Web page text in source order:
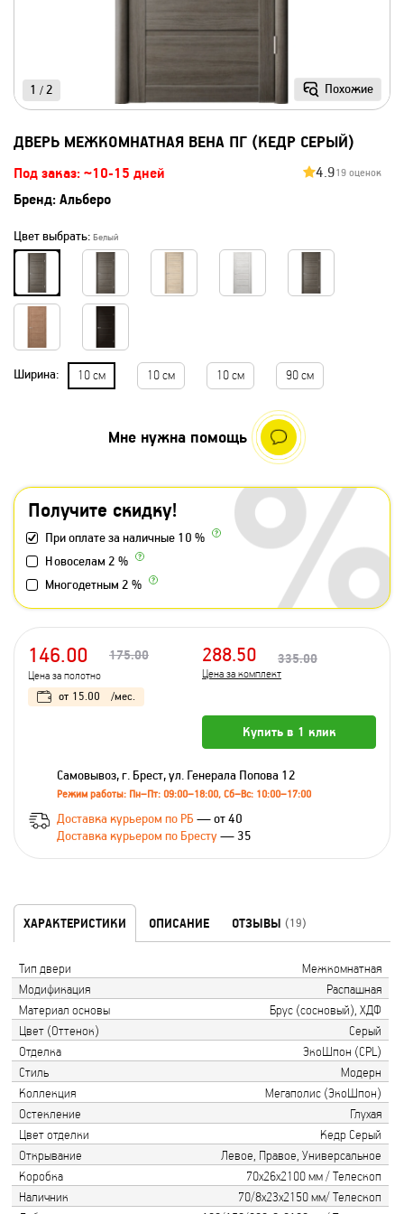
Похожие
1 / 2
ДВЕРЬ МЕЖКОМНАТНАЯ ВЕНА ПГ (КЕДР СЕРЫЙ)
Под заказ: ~10-15 дней 4.919 оценок
Бренд: Альберо
Цвет выбрать: Белый
Ширина: 10 см 10 см 10 см 90 см
Получите скидку!
При оплате за наличные 10 %
Новоселам 2 %
Многодетным 2 %
Мне нужна помощь
146.00 175.00
Цена за полотно
288.50 335.00
Цена за комплект
от 15.00 /мес.
Купить в 1 клик
Самовывоз, г. Брест, ул. Генерала Попова 12
Режим работы: Пн–Пт: 09:00–18:00, Сб–Вс: 10:00–17:00
Доставка курьером по РБ — от 40
Доставка курьером по Бресту— 35
ХАРАКТЕРИСТИКИ ОПИСАНИЕ ОТЗЫВЫ (19)
Тип двери
Межкомнатная
Модификация
Распашная
Материал основы
Брус (сосновый), ХДФ
Цвет (Оттенок)
Серый
Отделка
ЭкоШпон (CPL)
Стиль
Модерн
Коллекция
Мегаполис (ЭкоШпон)
Остекление
Глухая
Цвет отделки
Кедр Серый
Открывание
Левое, Правое, Универсальное
Коробка
70х26х2100 мм / Телескоп
Наличник
70/8х23х2150 мм/ Телескоп